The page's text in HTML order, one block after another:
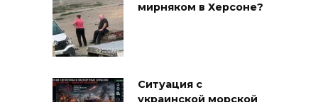
мирняком в Херсоне?
Ситуация с